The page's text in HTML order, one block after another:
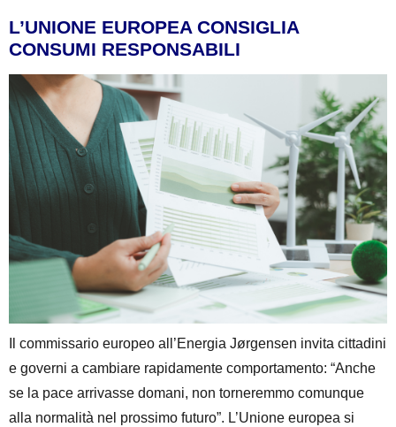
L’UNIONE EUROPEA CONSIGLIA
CONSUMI RESPONSABILI
Il commissario europeo all’Energia Jørgensen invita cittadini
e governi a cambiare rapidamente comportamento: “Anche
se la pace arrivasse domani, non torneremmo comunque
alla normalità nel prossimo futuro”. L’Unione europea si